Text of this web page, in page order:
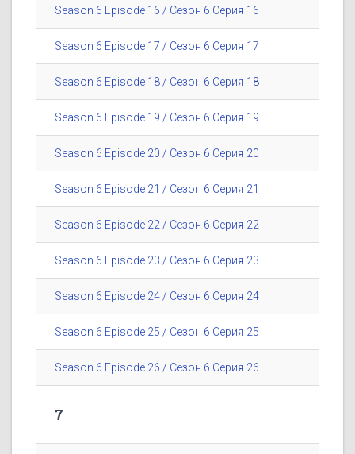
Season 6 Episode 16 / Сезон 6 Серия 16
Season 6 Episode 17 / Сезон 6 Серия 17
Season 6 Episode 18 / Сезон 6 Серия 18
Season 6 Episode 19 / Сезон 6 Серия 19
Season 6 Episode 20 / Сезон 6 Серия 20
Season 6 Episode 21 / Сезон 6 Серия 21
Season 6 Episode 22 / Сезон 6 Серия 22
Season 6 Episode 23 / Сезон 6 Серия 23
Season 6 Episode 24 / Сезон 6 Серия 24
Season 6 Episode 25 / Сезон 6 Серия 25
Season 6 Episode 26 / Сезон 6 Серия 26
7